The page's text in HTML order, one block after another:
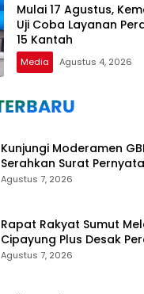
Mulai 17 Agustus,
Uji Coba Layanan
15 Kantah
Media Agustus 4, 2026
Kunjungi Moderamen
Serahkan Surat
Penyerahan Aset RSUD
Agustus 7, 2026
Rapat Rakyat Sumut
Cipayung Plus Desak
Generasi Muda Jadi
Agustus 7, 2026